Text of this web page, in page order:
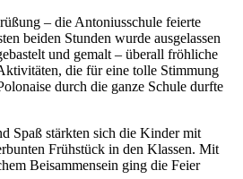
– die Antoniusschule feierte
beiden Stunden wurde ausgelassen
und gemalt – überall fröhliche
die für eine tolle Stimmung
durch die ganze Schule durfte
Spaß stärkten sich die Kinder mit
Frühstück in den Klassen. Mit
Beisammensein ging die Feier